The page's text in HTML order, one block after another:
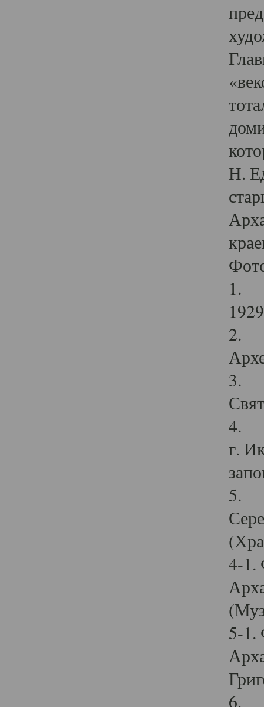
Н.
1.
2.
3.
4.
г.
5.
4-1.
5-1.
6.